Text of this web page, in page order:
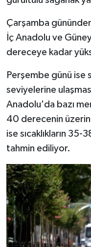
Çarşamba
İç Anadolu ve
dereceye kadar
Perşembe günü ise
seviyelerine
Anadolu'da bazı
40 derecenin
ise sıcaklıkların
tahmin ediliyor.
Pazarlar
Resmi İlan
Sağlık
Şaphane
Simav
Siyaset
Spor